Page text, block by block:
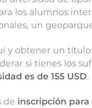
los alumnos
un
y obtener un
si tienes los
es de 155 USD.
de inscripción para